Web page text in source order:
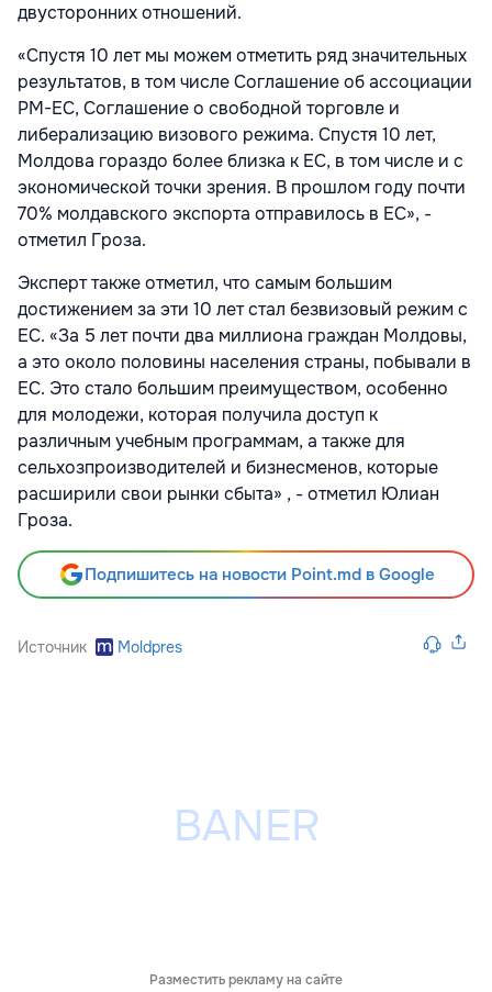
двусторонних отношений.
«Спустя 10 лет мы можем отметить ряд значительных
результатов, в том числе Соглашение об ассоциации
РМ-ЕС, Соглашение о свободной торговле и
либерализацию визового режима. Спустя 10 лет,
Молдова гораздо более близка к ЕС, в том числе и с
экономической точки зрения. В прошлом году почти
70% молдавского экспорта отправилось в ЕС», -
отметил Гроза.
Эксперт также отметил, что самым большим
достижением за эти 10 лет стал безвизовый режим с
ЕС. «За 5 лет почти два миллиона граждан Молдовы,
а это около половины населения страны, побывали в
ЕС. Это стало большим преимуществом, особенно
для молодежи, которая получила доступ к
различным учебным программам, а также для
сельхозпроизводителей и бизнесменов, которые
расширили свои рынки сбыта» , - отметил Юлиан
Гроза.
Подпишитесь на новости Point.md в Google
Источник Moldpres
Разместить рекламу на сайте